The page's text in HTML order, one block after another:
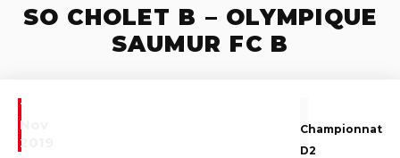
SO CHOLET B – OLYMPIQUE
SAUMUR FC B
17
Nov
2019
Championnat
D2